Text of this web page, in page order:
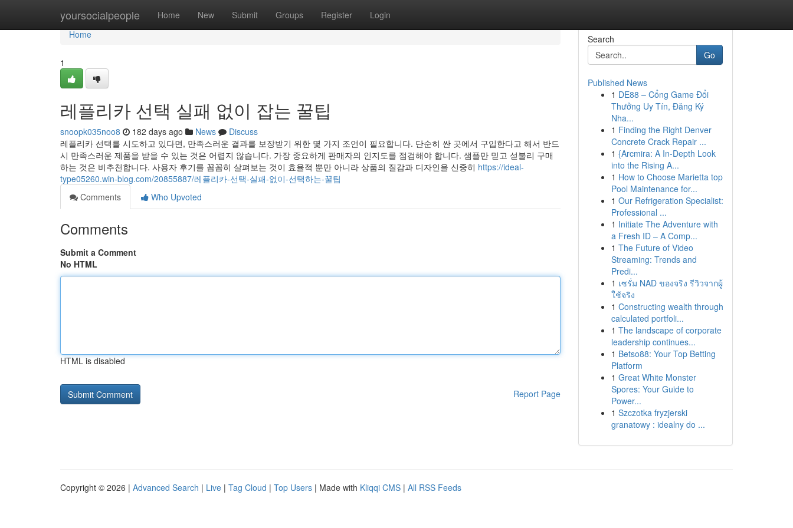
yoursocialpeople Home New Submit Groups Register Login
Home
Home
1
레플리카 선택 실패 없이 잡는 꿀팁
snoopk035noo8 182 days ago News
Discuss
레플리카 선택를 시도하고 있다면, 만족스러운 결과를 보장받기 위한 몇 가지 조언이 필요합니다. 단순히 싼 곳에서 구입한다고 해서 반드
시 만족스러운 제품을 받을 수 있는 것은 어렵지 않습니다. 가장 중요하게 판매자의 인지도를 점검해야 합니다. 샘플만 믿고 섣불리 구매
하는 것은 비추천합니다. 사용자 후기를 꼼꼼히 살펴보는 것이 효율적 뿐만 아니라 상품의 질감과 디자인을 신중히 https://ideal-
type05260.win-blog.com/20855887/레플리카-선택-실패-없이-선택하는-꿀팁
Comments
Who Upvoted
Comments
Submit a Comment
No HTML
HTML is disabled
Report Page
Search
Go
Published News
1 DE88 – Cổng Game Đổi
Thưởng Uy Tín, Đăng Ký
Nha...
1 Finding the Right Denver
Concrete Crack Repair ...
1 {Arcmira: A In-Depth Look
into the Rising A...
1 How to Choose Marietta top
Pool Maintenance for...
1 Our Refrigeration Specialist:
Professional ...
1 Initiate The Adventure with
a Fresh ID – A Comp...
1 The Future of Video
Streaming: Trends and
Predi...
1 เซรั่ม NAD ของจริง รีวิวจากผู้
ใช้จริง
1 Constructing wealth through
calculated portfoli...
1 The landscape of corporate
leadership continues...
1 Betso88: Your Top Betting
Platform
1 Great White Monster
Spores: Your Guide to
Power...
1 Szczotka fryzjerski
granatowy : idealny do ...
Copyright © 2026 | Advanced Search | Live | Tag Cloud | Top Users | Made with Kliqqi CMS | All RSS Feeds